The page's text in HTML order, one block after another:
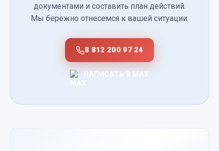
документами и составить план действий.
Мы бережно отнесемся к вашей ситуации.
8 812 200 97 24
НАПИСАТЬ В MAX